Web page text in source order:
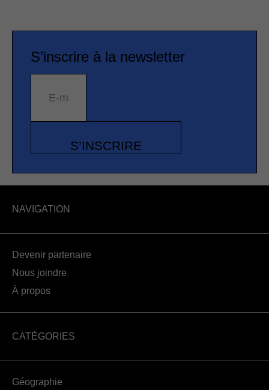
S’inscrire à la newsletter
E-mail
S’INSCRIRE
NAVIGATION
Devenir partenaire
Nous joindre
À propos
CATÉGORIES
Géographie